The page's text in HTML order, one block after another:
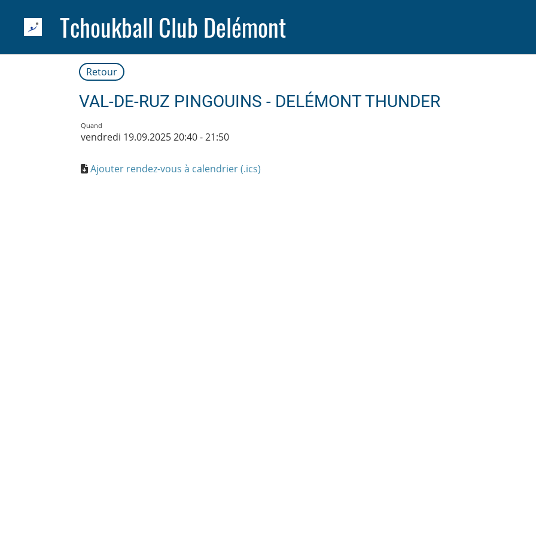
Tchoukball Club Delémont
Retour
VAL-DE-RUZ PINGOUINS - DELÉMONT THUNDER
Quand
vendredi 19.09.2025 20:40 - 21:50
Ajouter rendez-vous à calendrier (.ics)